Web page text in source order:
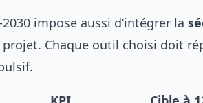
impose aussi d’intégrer la
Chaque outil choisi doit